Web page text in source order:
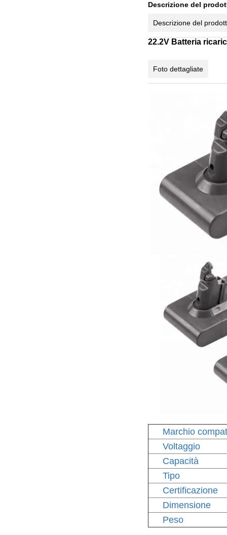
Descrizione del
Descrizione del
22.2V Batteria
Foto dettagliate
Marchio
Voltaggio
Capacità
Tipo
Certificazione
Dimensione
Peso